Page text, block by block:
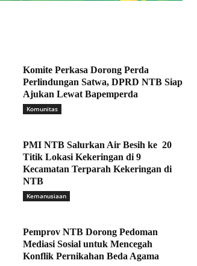
Komite Perkasa Dorong Perda
Perlindungan Satwa, DPRD NTB Siap
Ajukan Lewat Bapemperda
Komunitas
PMI NTB Salurkan Air Besih ke 20
Titik Lokasi Kekeringan di 9
Kecamatan Terparah Kekeringan di
NTB
Kemanusiaan
Pemprov NTB Dorong Pedoman
Mediasi Sosial untuk Mencegah
Konflik Pernikahan Beda Agama